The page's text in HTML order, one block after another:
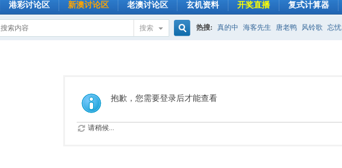
港彩讨论区 新澳讨论区 老澳讨论区 玄机资料 开奖直播 复式计算器
搜索
索
热搜: 真的中 海客先生 唐老鸭 风铃歌 忘忧
抱歉，您需要登录后才能查看
请稍候...